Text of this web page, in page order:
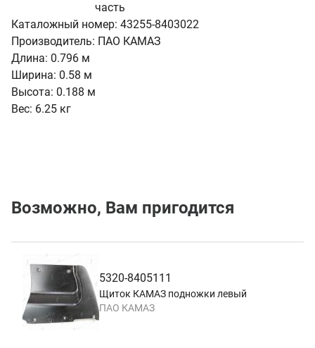
часть
Каталожный номер: 43255-8403022
Производитель: ПАО КАМАЗ
Длина: 0.796 м
Ширина: 0.58 м
Высота: 0.188 м
Вес: 6.25 кг
Возможно, Вам пригодится
5320-8405111
Щиток КАМАЗ подножки левый
ПАО КАМАЗ